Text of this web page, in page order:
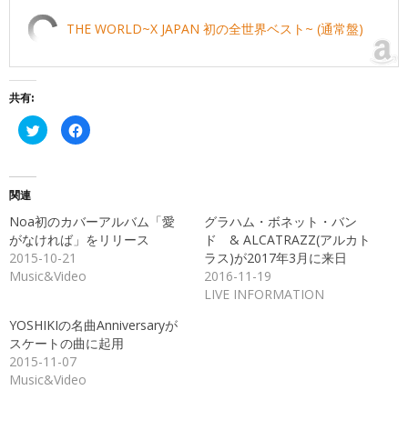
THE WORLD~X JAPAN 初の全世界ベスト~ (通常盤)
共有:
ク
リ
共
有
(新
し
い
ウ
ィ
で
開
き
ま
す)
Facebook
で
ク
リ
ッ
ク
く
(新
し
い
ン
ド
関連
Noa初のカバーアルバム「愛
がなければ」をリリース
2015-10-21
Music&Video
グラハム・ボネット・バン
ド & ALCATRAZZ(アルカト
ラス)が2017年3月に来日
2016-11-19
LIVE INFORMATION
YOSHIKIの名曲Anniversaryが
スケートの曲に起用
2015-11-07
Music&Video